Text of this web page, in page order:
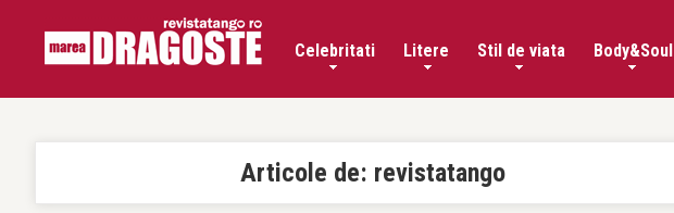
Celebritati Litere Stil de viata Body&Soul
Articole de: revistatango